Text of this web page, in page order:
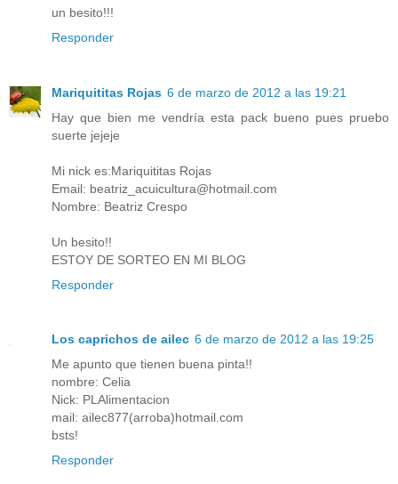
un besito!!!
Responder
Mariquititas Rojas 6 de marzo de 2012 a las 19:21
Hay que bien me vendría esta pack bueno pues pruebo
suerte jejeje
Mi nick es:Mariquititas Rojas
Email: beatriz_acuicultura@hotmail.com
Nombre: Beatriz Crespo
Un besito!!
ESTOY DE SORTEO EN MI BLOG
Responder
Los caprichos de ailec 6 de marzo de 2012 a las 19:25
Me apunto que tienen buena pinta!!
nombre: Celia
Nick: PLAlimentacion
mail: ailec877(arroba)hotmail.com
bsts!
Responder